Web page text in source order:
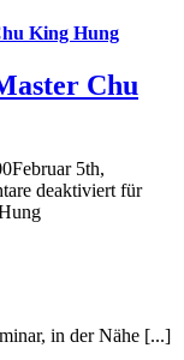
King Hung
Chu
Februar 5th,
deaktiviert für
in der Nähe [...]